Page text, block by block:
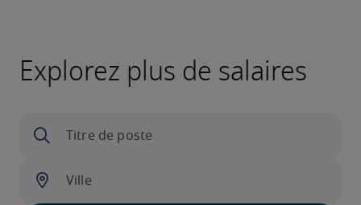
Explorez plus de salaires